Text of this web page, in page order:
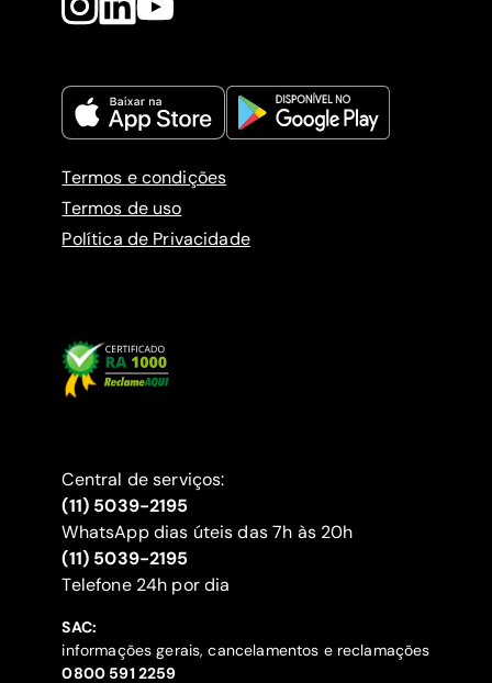
Termos e condições
Termos de uso
Política de Privacidade
Central de serviços:
(11) 5039-2195
WhatsApp dias úteis das 7h às 20h
(11) 5039-2195
‍Telefone 24h por dia
SAC:
informações gerais, cancelamentos e reclamações
‍0800 591 2259